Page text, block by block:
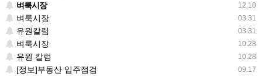
12.10
벼룩시장
03.31
벼룩시장
03.31
유원칼럼
10.28
벼룩시장
10.28
유원 칼럼
09.17
[정보]부동산 입주점검